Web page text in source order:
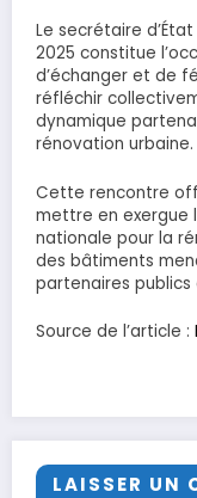
Le secrétaire
2025 constitue
d’échanger et de
réfléchir
dynamique
rénovation urbaine.
Cette rencontre
mettre en exergue
nationale pour la
des bâtiments
partenaires
Source de l’article :
LAISSER UN